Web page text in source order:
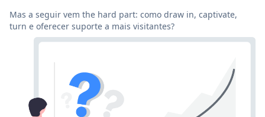
Mas a seguir vem the hard part: como draw in, captivate,
turn e oferecer suporte a mais visitantes?